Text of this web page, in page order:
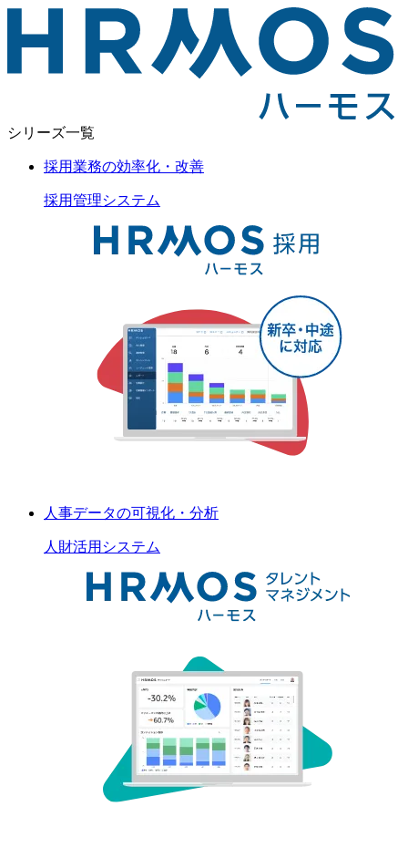
シリーズ一覧
採用業務の効率化・改善
採用管理システム
人事データの可視化・分析
人財活用 システム